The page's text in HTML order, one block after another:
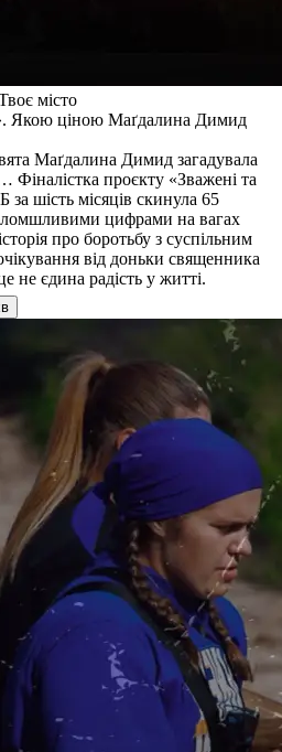
місто
Якою ціною Маґдалина Димид
Маґдалина Димид загадувала
проєкту «Зважені та
за шість місяців скинула 65
цифрами на вагах
про боротьбу з суспільним
від доньки священника
не єдина радість у житті.